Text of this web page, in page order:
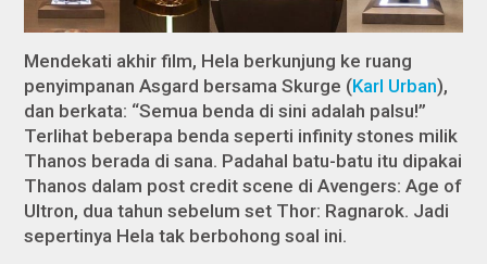
Mendekati akhir film, Hela berkunjung ke ruang
penyimpanan Asgard bersama Skurge (Karl Urban),
dan berkata: “Semua benda di sini adalah palsu!”
Terlihat beberapa benda seperti infinity stones milik
Thanos berada di sana. Padahal batu-batu itu dipakai
Thanos dalam post credit scene diAvengers: Age of
Ultron, dua tahun sebelum set Thor: Ragnarok. Jadi
sepertinya Hela tak berbohong soal ini.